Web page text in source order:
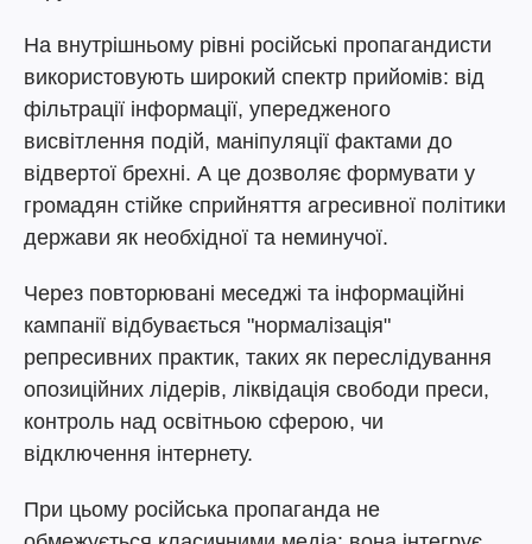
На внутрішньому рівні російські пропагандисти
використовують широкий спектр прийомів: від
фільтрації інформації, упередженого
висвітлення подій, маніпуляції фактами до
відвертої брехні. А це дозволяє формувати у
громадян стійке сприйняття агресивної політики
держави як необхідної та неминучої.
Через повторювані меседжі та інформаційні
кампанії відбувається "нормалізація"
репресивних практик, таких як переслідування
опозиційних лідерів, ліквідація свободи преси,
контроль над освітньою сферою, чи
відключення інтернету.
При цьому російська пропаганда не